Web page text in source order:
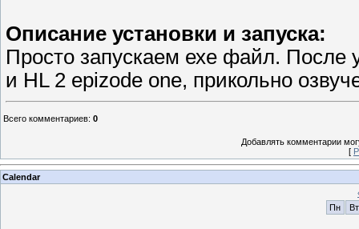
Описание установки и запуска:
Просто запускаем ехе файл. После
и HL 2 epizode one, прикольно
Всего комментариев: 0
Добавлять комментарии
[
Calendar
Пн
Вт